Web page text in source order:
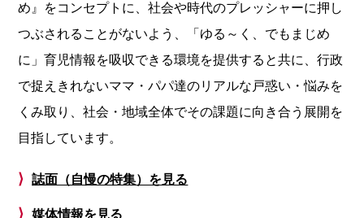
め』をコンセプトに、社会や時代のプレッシャーに押し
つぶされることがないよう、「ゆる～く、でもまじめ
に」育児情報を吸収できる環境を提供すると共に、行政
で捉えきれないママ・パパ達のリアルな戸惑い・悩みを
くみ取り、社会・地域全体でその課題に向き合う展開を
目指しています。
⟩ 誌面（自慢の特集）を見る
⟩ 媒体情報を見る